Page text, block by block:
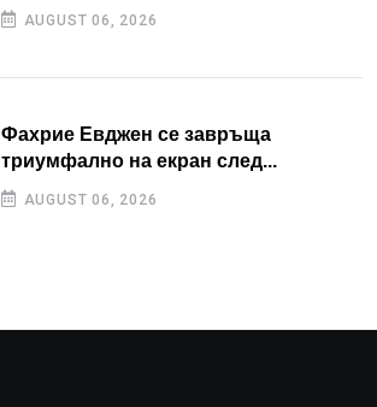
AUGUST 06, 2026
Фахрие Евджен се завръща
триумфално на екран след...
AUGUST 06, 2026